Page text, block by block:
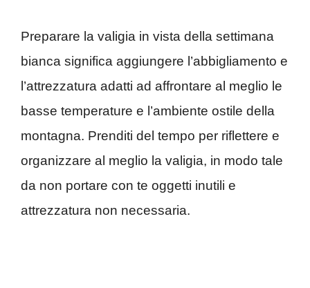
Preparare la valigia in vista della settimana
bianca significa aggiungere l’abbigliamento e
l’attrezzatura adatti ad affrontare al meglio le
basse temperature e l’ambiente ostile della
montagna. Prenditi del tempo per riflettere e
organizzare al meglio la valigia, in modo tale
da non portare con te oggetti inutili e
attrezzatura non necessaria.